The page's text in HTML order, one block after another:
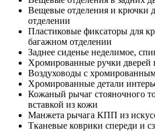
Вещевые отделения и крючки
отделении
Пластиковые фиксаторы для
багажном отделении
Заднее сиденье неделимое,
Хромированные ручки дверей
Воздуховоды с
Хромированные детали
Кожаный рычаг стояночного
вставкой из кожи
Манжета рычага КПП из
Тканевые коврики спереди и